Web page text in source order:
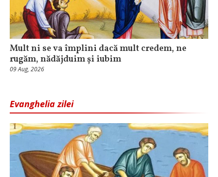
Mult ni se va împlini dacă mult credem, ne
rugăm, nădăjduim și iubim
09 Aug, 2026
Evanghelia zilei